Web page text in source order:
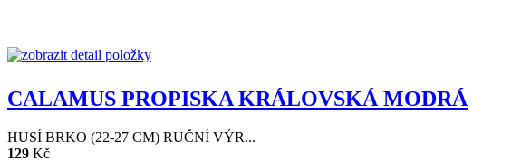
CALAMUS PROPISKA KRÁLOVSKÁ MODRÁ
HUSÍ BRKO (22-27 CM) RUČNÍ VÝR...
129 Kč